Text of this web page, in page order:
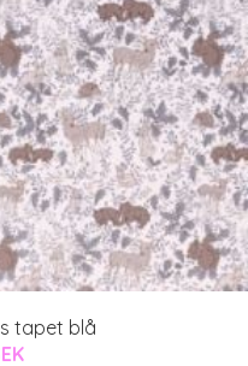
tapet blå